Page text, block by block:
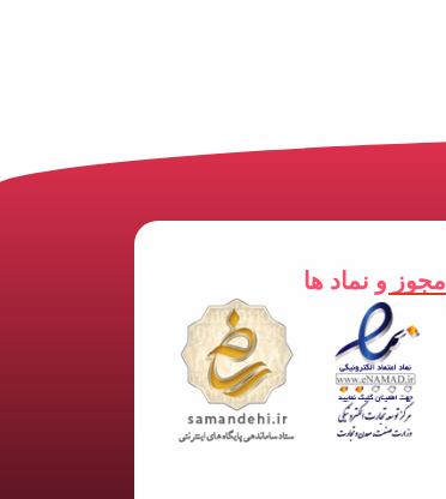
مجوز و نماد ها